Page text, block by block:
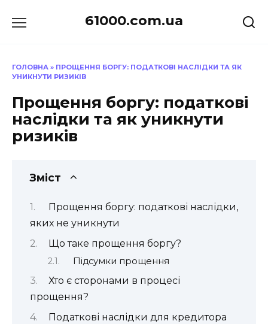
до
61000.com.ua
ГОЛОВНА » ПРОЩЕННЯ БОРГУ: ПОДАТКОВІ НАСЛІДКИ ТА ЯК
УНИКНУТИ РИЗИКІВ
Прощення боргу: податкові
наслідки та як уникнути
ризиків
Зміст
Прощення боргу: податкові наслідки,
яких не уникнути
Що таке прощення боргу?
Підсумки прощення
Хто є сторонами в процесі
прощення?
Податкові наслідки для кредитора